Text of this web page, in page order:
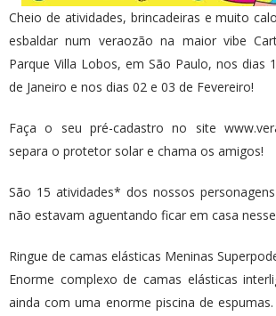
Cheio de atividades, brincadeiras e muito
esbaldar num veraozão na maior vibe
Parque Villa Lobos, em São Paulo, nos dias
de Janeiro e nos dias 02 e 03 de Fevereiro!
Faça o seu pré-cadastro no site
separa o protetor solar e chama os amigos!
São 15 atividades* dos nossos
não estavam aguentando ficar em casa
Ringue de camas elásticas Meninas
Enorme complexo de camas elásticas
ainda com uma enorme piscina de